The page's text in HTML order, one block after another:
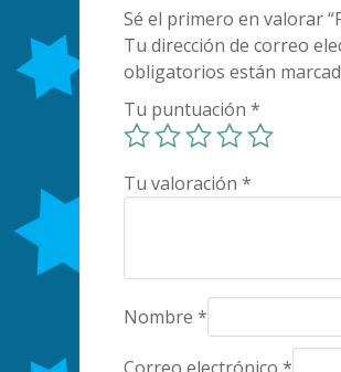
Sé el primero en valorar
Tu dirección de correo
obligatorios están
Tu puntuación *
Tu valoración *
Nombre *